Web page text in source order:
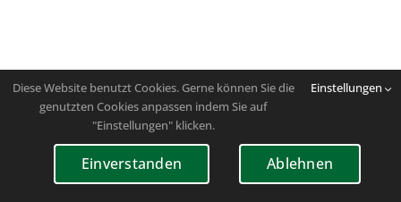
Diese Website benutzt Cookies. Gerne können Sie die
genutzten Cookies anpassen indem Sie auf
"Einstellungen" klicken.
Einstellungen
Einverstanden Ablehnen